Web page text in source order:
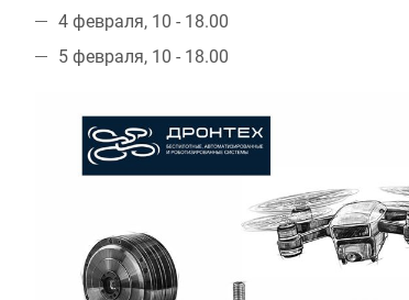
4 февраля, 10 - 18.00
5 февраля, 10 - 18.00